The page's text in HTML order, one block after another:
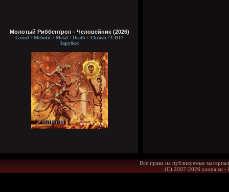
Молотый Риббентроп - Человейник (2026)
Grind / Melodic / Metal / Death / Thrash / СНГ/
Зарубеж
Все права на публикуемые
(С) 2007-2026 xzona.su -